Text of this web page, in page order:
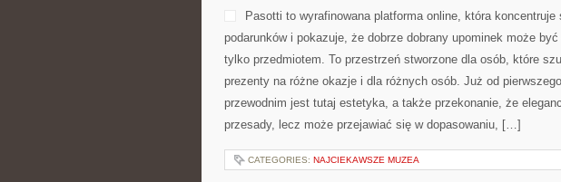
Pasotti to wyrafinowana platforma online, która
podarunków i pokazuje, że dobrze dobrany upominek może
tylko przedmiotem. To przestrzeń stworzone dla osób, które
prezenty na różne okazje i dla różnych osób. Już od
przewodnim jest tutaj estetyka, a także przekonanie, że
przesady, lecz może przejawiać się w dopasowaniu, […]
CATEGORIES: NAJCIEKAWSZE MUZEA